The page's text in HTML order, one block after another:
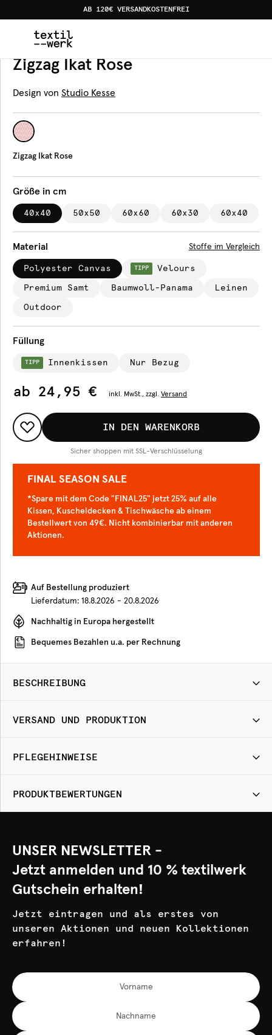
AB 120€ VERSANDKOSTENFREI
Produkte Kissen Zigzag Ikat Rose
Kissen
Zigzag Ikat Rose
Design von Studio Kesse
Zigzag Ikat Rose
Größe in cm
40x40 50x50 60x60 60x30 60x40
Material Stoffe im Vergleich
Polyester Canvas TIPP Velours
Premium Samt Baumwoll-Panama Leinen
Outdoor
Füllung
TIPP Innenkissen Nur Bezug
ab 24,95 € inkl. MwSt., zzgl. Versand
IN DEN WARENKORB
Sicher shoppen mit SSL-Verschlüsselung
FINAL SEASON SALE
*Spare mit dem Code "FINAL25" jetzt 25% auf alle
Kissen, Kuscheldecken & Tischwäsche ab einem
Bestellwert von 49€. Nicht kombinierbar mit anderen
Aktionen.
Auf Bestellung produziert
Lieferdatum: 18.8.2026 - 20.8.2026
Nachhaltig in Europa hergestellt
Bequemes Bezahlen u.a. per Rechnung
BESCHREIBUNG
VERSAND UND PRODUKTION
PFLEGEHINWEISE
PRODUKTBEWERTUNGEN
UNSER NEWSLETTER -
Jetzt anmelden und 10 % textilwerk
Gutschein erhalten!
Jetzt eintragen und als erstes von
unseren Aktionen und neuen Kollektionen
erfahren!